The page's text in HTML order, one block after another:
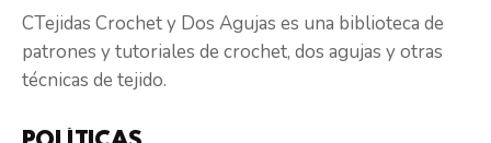
CTejidas Crochet y Dos Agujas es una biblioteca de
patrones y tutoriales de crochet, dos agujas y otras
técnicas de tejido.